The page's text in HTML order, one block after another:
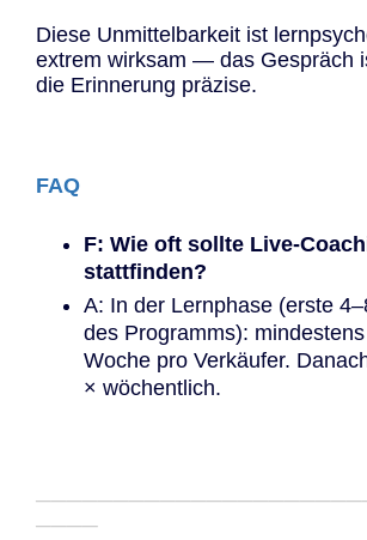
Diese Unmittelbarkeit ist
extrem wirksam — das Gespräch
die Erinnerung präzise.
FAQ
F: Wie oft sollte Live-
stattfinden?
A: In der Lernphase (erste
des Programms):
Woche pro Verkäufer.
× wöchentlich.
────